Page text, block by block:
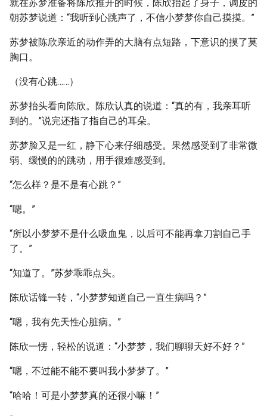
就在苏梦准备将陈欣推开的时候，陈欣抬起了身子，调皮的
朝苏梦说道：“我听到心跳声了，不信小梦梦你自己摸摸。”
苏梦被陈欣亲近的动作弄的大脑有点短路，下意识的摸了莫
胸口。
（没有心跳……）
苏梦抬头看向陈欣。陈欣认真的说道：“真的有，我亲耳听
到的。”说完还指了指自己的耳朵。
苏梦脸又是一红，静下心来仔细感受。果然感受到了非常微
弱、缓慢的的跳动，用手很难感受到。
“怎么样？是不是有心跳？”
“嗯。”
“所以小梦梦不是什么吸血鬼，以后可不能再拿刀割自己手
了。”
“知道了。”苏梦乖乖点头。
陈欣话锋一转，“小梦梦知道自己一直生病吗？”
“嗯，我有先天性心脏病。”
陈欣一愣，轻松的说道：“小梦梦，我们聊聊天好不好？”
“嗯，不过能不能不要叫我小梦梦了。”
“哈哈！可是小梦梦真的还很小嘛！”